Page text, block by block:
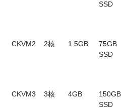
SSD
CKVM2 2核 1.5GB
75GB
SSD
CKVM3 3核 4GB
150GB
SSD